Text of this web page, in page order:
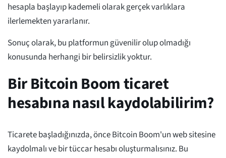
hesapla başlayıp kademeli olarak gerçek varlıklara
ilerlemekten yararlanır.
Sonuç olarak, bu platformun güvenilir olup olmadığı
konusunda herhangi bir belirsizlik yoktur.
Bir Bitcoin Boom ticaret
hesabına nasıl kaydolabilirim?
Ticarete başladığınızda, önce Bitcoin Boom'un web sitesine
kaydolmalı ve bir tüccar hesabı oluşturmalısınız. Bu